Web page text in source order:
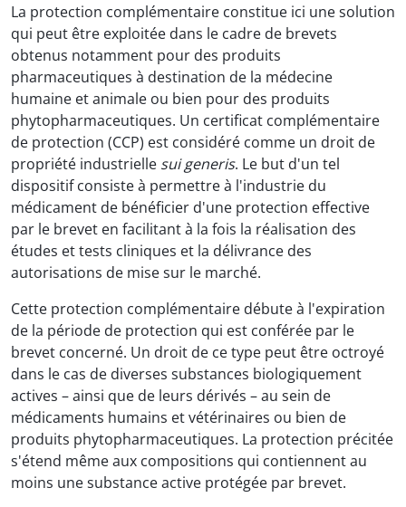
La protection complémentaire constitue ici une solution
qui peut être exploitée dans le cadre de brevets
obtenus notamment pour des produits
pharmaceutiques à destination de la médecine
humaine et animale ou bien pour des produits
phytopharmaceutiques. Un certificat complémentaire
de protection (CCP) est considéré comme un droit de
propriété industrielle sui generis. Le but d'un tel
dispositif consiste à permettre à l'industrie du
médicament de bénéficier d'une protection effective
par le brevet en facilitant à la fois la réalisation des
études et tests cliniques et la délivrance des
autorisations de mise sur le marché.
Cette protection complémentaire débute à l'expiration
de la période de protection qui est conférée par le
brevet concerné. Un droit de ce type peut être octroyé
dans le cas de diverses substances biologiquement
actives – ainsi que de leurs dérivés – au sein de
médicaments humains et vétérinaires ou bien de
produits phytopharmaceutiques. La protection précitée
s'étend même aux compositions qui contiennent au
moins une substance active protégée par brevet.